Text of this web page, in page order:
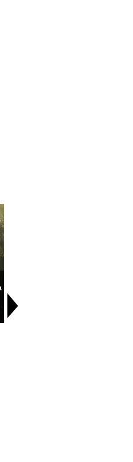
Fringe en 6 segundos
...